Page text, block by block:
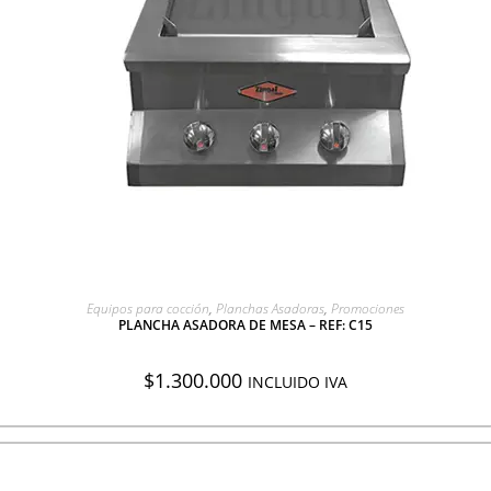
AGREGAR A COTIZACIÓN
Equipos para cocción, Planchas Asadoras, Promociones
PLANCHA ASADORA DE MESA – REF: C15
$1.300.000 INCLUIDO IVA